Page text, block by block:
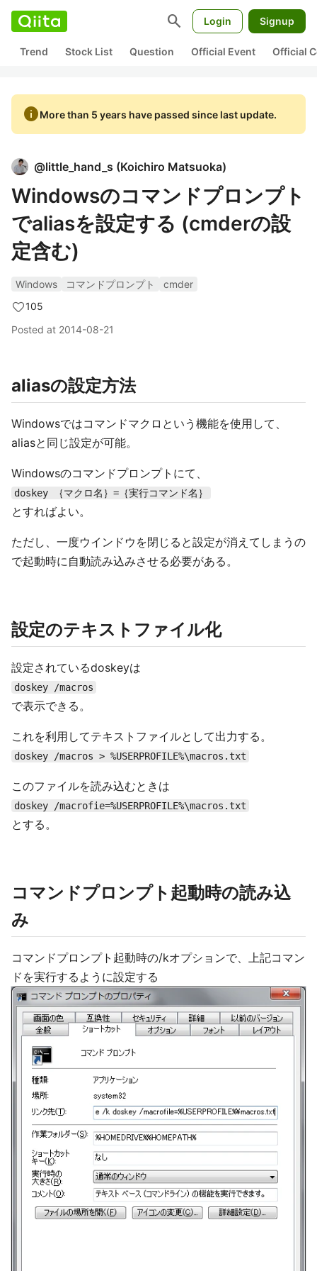
search Login Signup
Trend Stock List Question Official Event Official
infoMore than 5 years have passed since last update.
@little_hand_s (Koichiro Matsuoka)
Windowsのコマンドプロンプト
でaliasを設定する (cmderの設
定含む)
Windows コマンドプロンプト
cmder
105
Posted at 2014-08-21
aliasの設定方法
Windowsではコマンドマクロという機能を使用して、
aliasと同じ設定が可能。
Windowsのコマンドプロンプトにて、
doskey ｛マクロ名｝=｛実行コマンド名｝
とすればよい。
ただし、一度ウインドウを閉じると設定が消えてしまうの
で起動時に自動読み込みさせる必要がある。
設定のテキストファイル化
設定されているdoskeyは
doskey /macros
で表示できる。
これを利用してテキストファイルとして出力する。
doskey /macros > %USERPROFILE%\macros.txt
このファイルを読み込むときは
doskey /macrofie=%USERPROFILE%\macros.txt
とする。
コマンドプロンプト起動時の読み込
み
コマンドプロンプト起動時の/kオプションで、上記コマン
ドを実行するように設定する